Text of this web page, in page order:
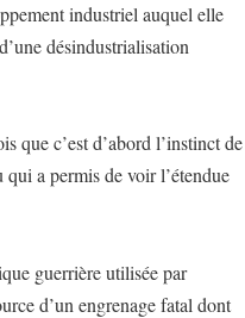
industriel auquel elle
désindustrialisation
que c’est d’abord l’instinct de
qui a permis de voir l’étendue
guerrière utilisée par
d’un engrenage fatal dont